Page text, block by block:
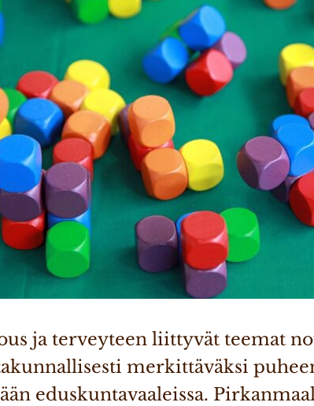
ja terveyteen liittyvät teemat
merkittäväksi
eduskuntavaaleissa.